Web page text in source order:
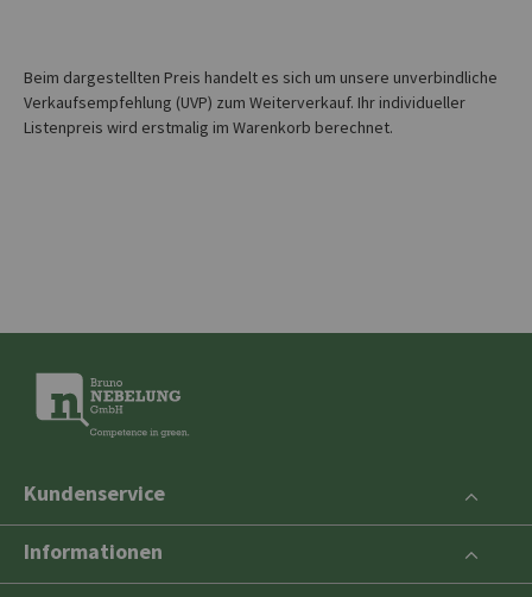
Beim dargestellten Preis handelt es sich um unsere unverbindliche
Verkaufsempfehlung (UVP) zum Weiterverkauf. Ihr individueller
Listenpreis wird erstmalig im Warenkorb berechnet.
Kundenservice
Informationen